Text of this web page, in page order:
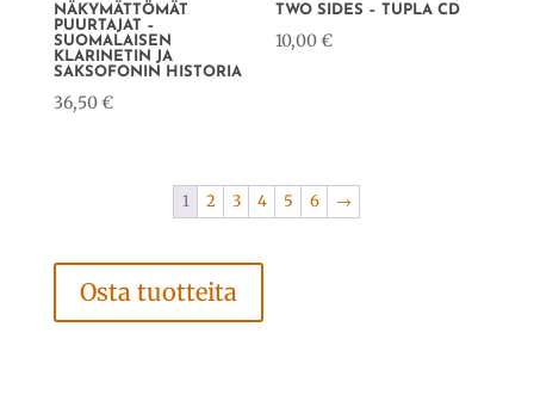
NÄKYMÄTTÖMÄT
PUURTAJAT –
SUOMALAISEN
KLARINETIN JA
SAKSOFONIN HISTORIA
36,50€
TWO SIDES – TUPLA CD
10,00€
1 2 3 4 5 6 →
Osta tuotteita